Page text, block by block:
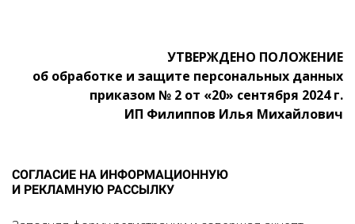
УТВЕРЖДЕНО ПОЛОЖЕНИЕ
об обработке и защите персональных данных
приказом № 2 от «20» сентября 2024 г.
ИП Филиппов Илья Михайлович
СОГЛАСИЕ НА ИНФОРМАЦИОННУЮ
И РЕКЛАМНУЮ РАССЫЛКУ